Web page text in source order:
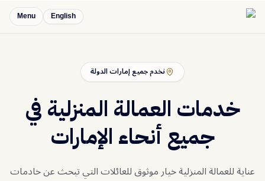
English
Menu
نخدم جميع إمارات الدولة
خدمات العمالة المنزلية في
جميع أنحاء الإمارات
عناية للعمالة المنزلية خيار موثوق للعائلات التي تبحث عن خادمات